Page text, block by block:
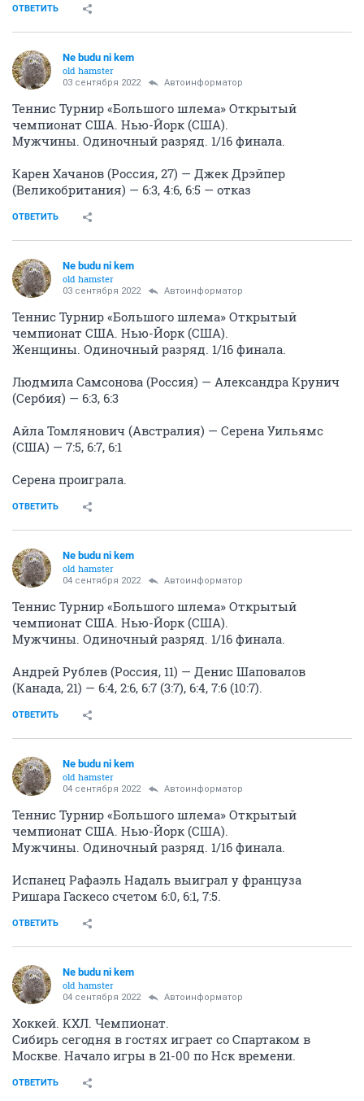
ОТВЕТИТЬ
Ne budu ni kem
old hamster
03 сентября 2022 Автоинформатор
Теннис Турнир «Большого шлема» Открытый
чемпионат США. Нью-Йорк (США).
Мужчины. Одиночный разряд. 1/16 финала.
Карен Хачанов (Россия, 27) — Джек Дрэйпер
(Великобритания) — 6:3, 4:6, 6:5 — отказ
ОТВЕТИТЬ
Ne budu ni kem
old hamster
03 сентября 2022 Автоинформатор
Теннис Турнир «Большого шлема» Открытый
чемпионат США. Нью-Йорк (США).
Женщины. Одиночный разряд. 1/16 финала.
Людмила Самсонова (Россия) — Александра Крунич
(Сербия) — 6:3, 6:3
Айла Томлянович (Австралия) — Серена Уильямс
(США) — 7:5, 6:7, 6:1
Серена проиграла.
ОТВЕТИТЬ
Ne budu ni kem
old hamster
04 сентября 2022 Автоинформатор
Теннис Турнир «Большого шлема» Открытый
чемпионат США. Нью-Йорк (США).
Мужчины. Одиночный разряд. 1/16 финала.
Андрей Рублев (Россия, 11) — Денис Шаповалов
(Канада, 21) — 6:4, 2:6, 6:7 (3:7), 6:4, 7:6 (10:7).
ОТВЕТИТЬ
Ne budu ni kem
old hamster
04 сентября 2022 Автоинформатор
Теннис Турнир «Большого шлема» Открытый
чемпионат США. Нью-Йорк (США).
Мужчины. Одиночный разряд. 1/16 финала.
Испанец Рафаэль Надаль выиграл у француза
Ришара Гаскесо счетом 6:0, 6:1, 7:5.
ОТВЕТИТЬ
Ne budu ni kem
old hamster
04 сентября 2022 Автоинформатор
Хоккей. КХЛ. Чемпионат.
Сибирь сегодня в гостях играет со Спартаком в
Москве. Начало игры в 21-00 по Нск времени.
ОТВЕТИТЬ